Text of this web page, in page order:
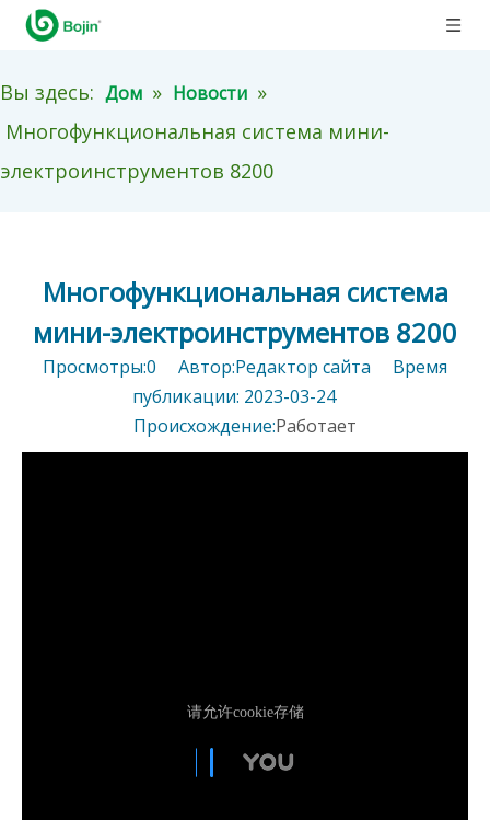
Вы здесь: Дом » Новости »
Многофункциональная система мини-
электроинструментов 8200
Многофункциональная система
мини-электроинструментов 8200
Просмотры:0 Автор:Pедактор сайта Время
публикации: 2023-03-24
Происхождение:Работает